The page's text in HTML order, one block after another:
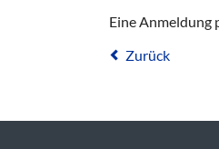
Eine Anmeldung
Zurück